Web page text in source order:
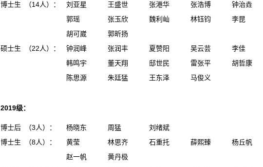
博士生 （14人）： 刘亚星 王盛世 张港华 张浩博 钟治垚
郭瑶
张玉欣 魏利屾 林钰钧 李昆
胡可崴
郭昕扬
硕士生 （22人）：
钟润峰 张润丰 夏赞阳 吴云芸 李佳
韩鸣宇
董天翔 邸世民 雷张平 胡哲康
陈思源
朱廷猛 王东泽 马俊义
2019级：
博士后 （3人）： 杨晓东 周猛
刘绪斌
博士生 （8人）：
黄莹 林思齐 石重托 薛熙臻 杨丘帆
赵一帆
黄丹极